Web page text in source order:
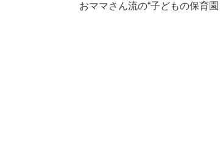
おママさん流の“子どもの保育